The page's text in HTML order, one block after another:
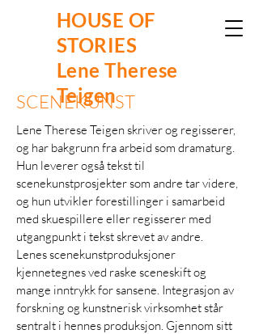
HOUSE OF
STORIES
Lene Therese
Teigen
SCENEKUNST
Lene Therese Teigen skriver og regisserer,
og har bakgrunn fra arbeid som dramaturg.
Hun leverer også tekst til
scenekunstprosjekter som andre tar videre,
og hun utvikler forestillinger i samarbeid
med skuespillere eller regisserer med
utgangpunkt i tekst skrevet av andre.
Lenes scenekunstproduksjoner
kjennetegnes ved raske sceneskift og
mange inntrykk for sansene. Integrasjon av
forskning og kunstnerisk virksomhet står
sentralt i hennes produksjon. Gjennom sitt